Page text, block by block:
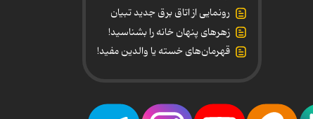
رونمایی از اتاق برق جدید تبیان
زهرهای پنهان خانه را بشناسید!
قهرمان‌های خسته یا والدین مفید!